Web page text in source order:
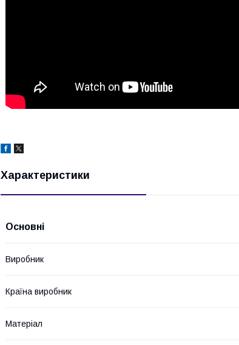
Характеристики
Основні
Виробник
Країна виробник
Матеріал